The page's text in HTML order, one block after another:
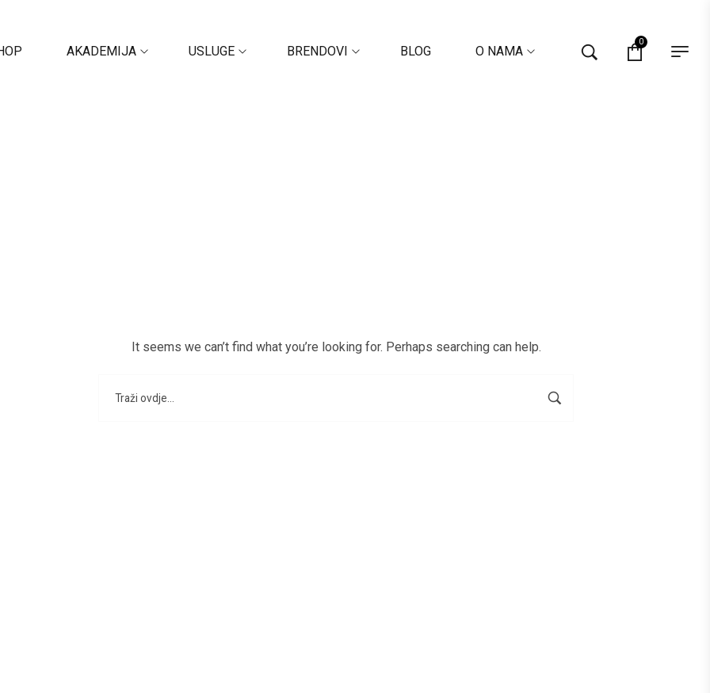
AKADEMIJA USLUGE BRENDOVI BLOG O NAMA
0
It seems we can’t find what you’re looking for. Perhaps searching can help.